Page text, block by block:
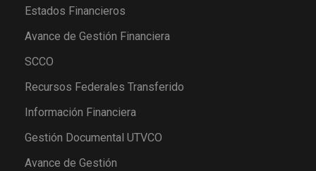
Estados Financieros
Avance de Gestión Financiera
SCCO
Recursos Federales Transferido
Información Financiera
Gestión Documental UTVCO
Avance de Gestión